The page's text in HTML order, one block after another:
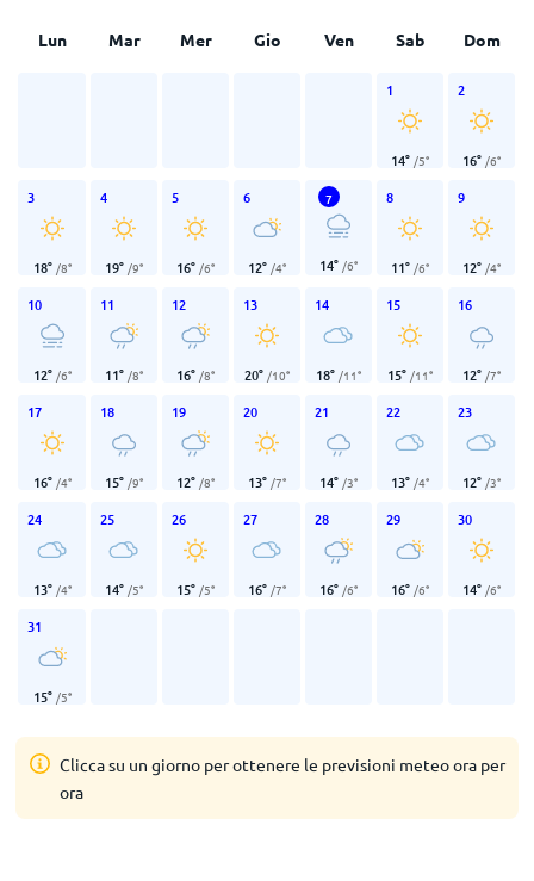
Lun Mar Mer Gio Ven Sab Dom
1
14° /5°
2
16° /6°
3
18° /8°
4
19° /9°
5
16° /6°
6
12° /4°
7
14° /6°
8
11° /6°
9
12° /4°
10
12° /6°
11
11° /8°
12
16° /8°
13
20° /10°
14
18° /11°
15
15° /11°
16
12° /7°
17
16° /4°
18
15° /9°
19
12° /8°
20
13° /7°
21
14° /3°
22
13° /4°
23
12° /3°
24
13° /4°
25
14° /5°
26
15° /5°
27
16° /7°
28
16° /6°
29
16° /6°
30
14° /6°
31
15° /5°
Clicca su un giorno per ottenere le previsioni meteo ora per
ora